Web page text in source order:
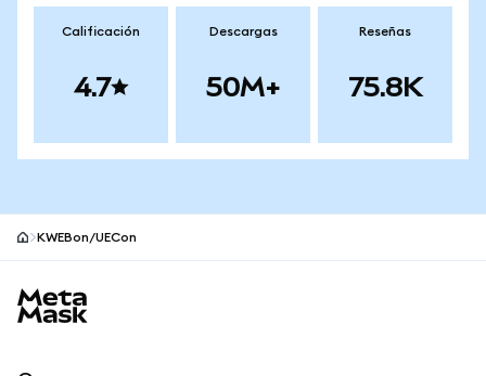
Calificación
4.7
Descargas
50M+
Reseñas
75.8K
KWEBon/UECon